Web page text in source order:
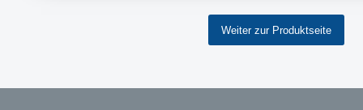
Weiter zur Produktseite